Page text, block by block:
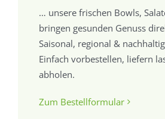
… unsere frischen Bowls,
bringen gesunden Genuss
Saisonal, regional &
Einfach vorbestellen, liefern
abholen.
Zum Bestellformular